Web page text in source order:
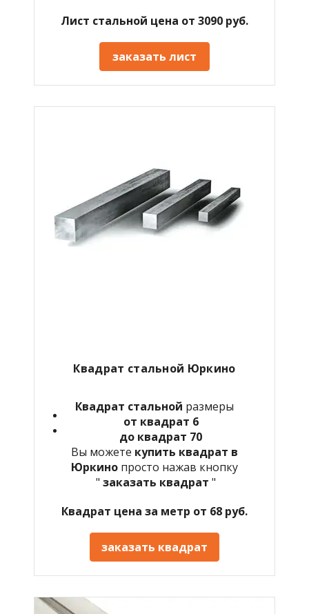
Лист стальной цена от 3090 руб.
заказать лист
Квадрат стальной Юркино
Квадрат стальной размеры
от квадрат 6
до квадрат 70
Вы можете купить квадрат в
Юркино просто нажав кнопку
" заказать квадрат "
Квадрат цена за метр от 68 руб.
заказать квадрат